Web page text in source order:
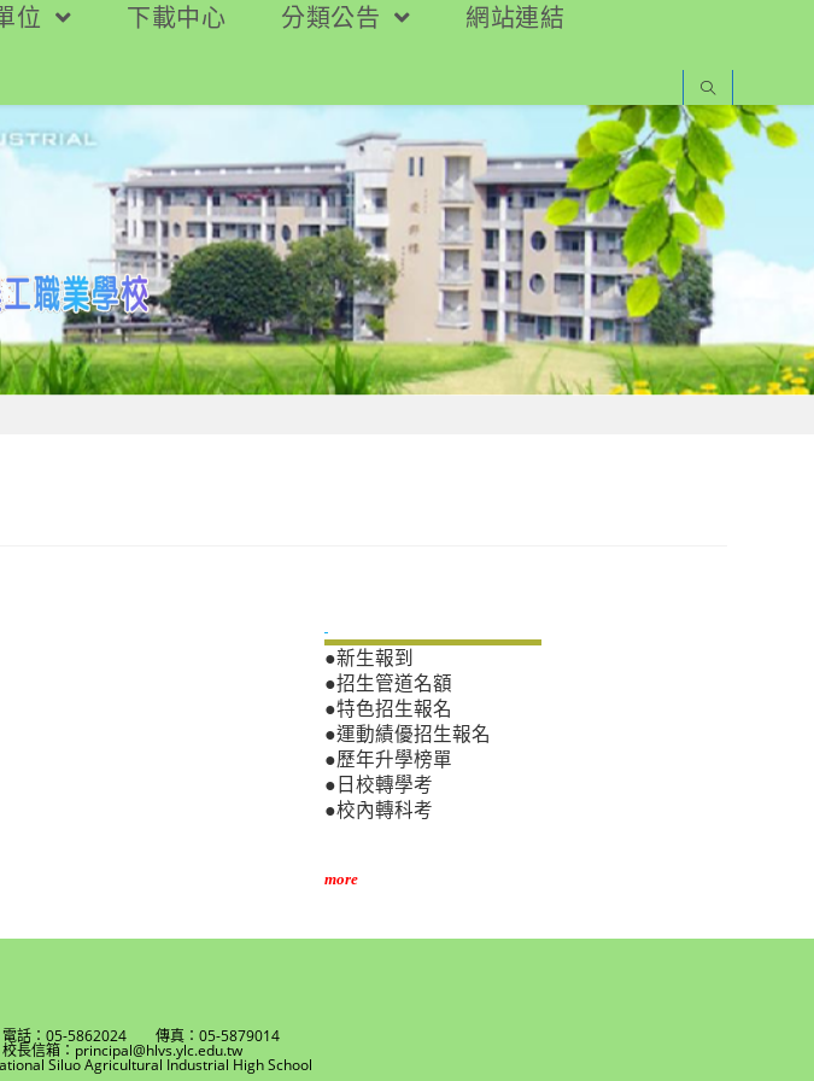
位 下載中心 分類公告
網站連結
●新生報到
●招生管道名額
●特色招生報名
●運動績優招生報名
●歷年升學榜單
●日校轉學考
●校內轉科考
more
話：05-5862024 傳真：05-5879014
信箱：principal@hlvs.ylc.edu.tw
Siluo Agricultural Industrial High School